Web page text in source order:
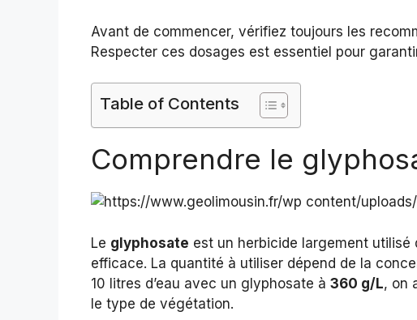
Avant de commencer, vérifiez toujours les
Respecter ces dosages est essentiel pour
Table of Contents
Comprendre le
Le glyphosate est un herbicide largement
efficace. La quantité à utiliser dépend de la
10 litres d’eau avec un glyphosate à 360 g/L, on
le type de végétation.